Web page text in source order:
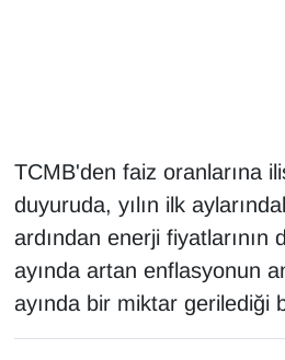
TCMB'den faiz oranlarına
duyuruda, yılın ilk
ardından enerji fiyatlarının
ayında artan enflasyonun
ayında bir miktar gerilediği
HABERDE İNSAN
İngilizce
Kadın